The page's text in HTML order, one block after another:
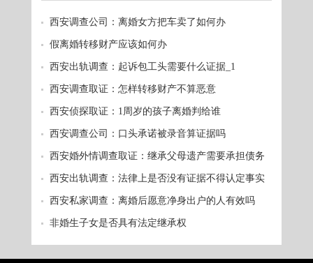
西安调查公司：离婚女方把车卖了如何办
假离婚转移财产应该如何办
西安出轨调查：起诉包工头需要什么证据_1
西安调查取证：怎样转移财产不算恶意
西安侦探取证：1周岁的孩子离婚判给谁
西安调查公司：口头承诺被录音算证据吗
西安婚外情调查取证：继承父母遗产需要承担债务
吗
西安出轨调查：法律上是否没有证据不得认定事实
西安私家调查：离婚后愿意净身出户的人有效吗
非婚生子女是否具有法定继承权